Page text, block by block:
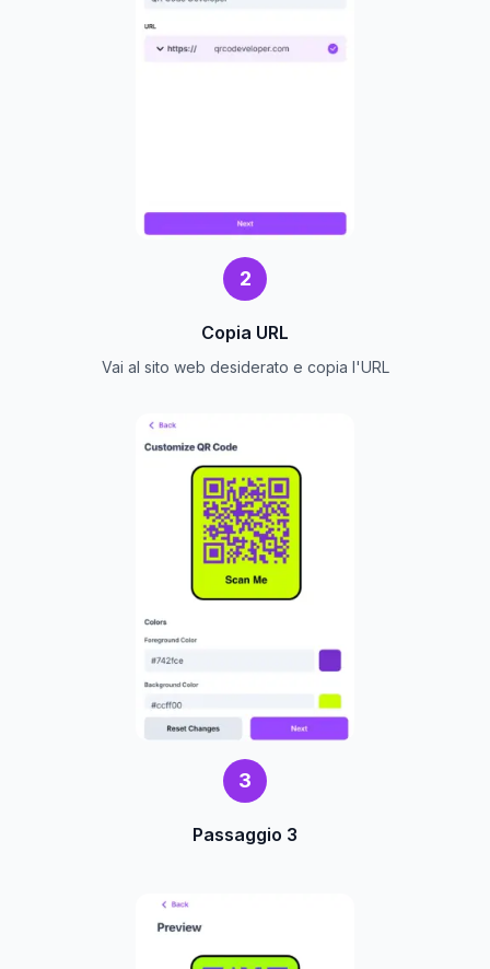
2
Copia URL
Vai al sito web desiderato e copia l'URL
3
Passaggio 3